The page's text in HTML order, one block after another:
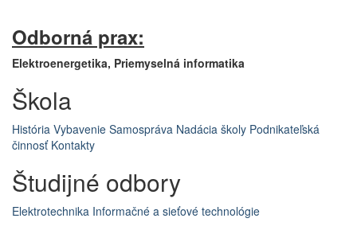
Odborná prax:
Elektroenergetika, Priemyselná informatika
Škola
História Vybavenie Samospráva Nadácia školy Podnikateľská
činnosť Kontakty
Študijné odbory
Elektrotechnika Informačné a sieťové technológie